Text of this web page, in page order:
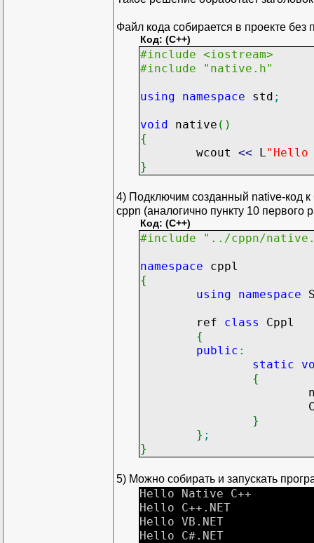
Файл кода собирается в проекте
Код: (C++)
#include <iostream>
#include "native.h"
using namespace std ;
void native ( )
{
wcout << L "Hello
}
4) Подключим созданный native-код к
cppn (аналогично пункту 10 первого
Код: (C++)
#include "../cppn/
namespace cppl
{
using
namespace
ref class
Cppl
{
public :
static
{
}
} ;
}
5) Можно собирать и запускать
Hello Native C++
Hello C++.NET
Hello VB.NET
Hello C#.NET